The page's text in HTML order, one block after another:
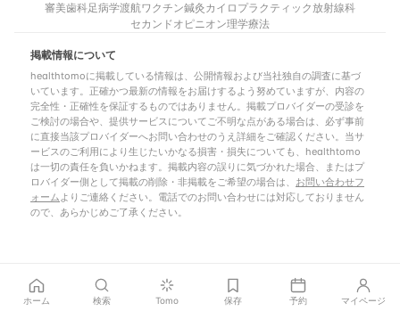
審美歯科足病学渡航ワクチン鍼灸カイロプラクティック 放射線科
セカンドオピニオン理学療法
掲載情報について
healthtomoに掲載している情報は、公開情報および当社独自の調査に基づ
いています。正確かつ最新の情報をお届けするよう努めていますが、内容の
完全性・正確性を保証するものではありません。掲載プロバイダーの受診を
ご検討の場合や、提供サービスについてご不明な点がある場合は、必ず事前
に直接当該プロバイダーへお問い合わせのうえ詳細をご確認ください。当サ
ービスのご利用により生じたいかなる損害・損失についても、healthtomo
は一切の責任を負いかねます。掲載内容の誤りに気づかれた場合、またはプ
ロバイダー側として掲載の削除・非掲載をご希望の場合は、 お問い合わせフ
ォームよりご連絡ください。電話でのお問い合わせには対応しておりません
ので、あらかじめご了承ください。
ホーム 検索 Tomo 保存 予約 マイページ